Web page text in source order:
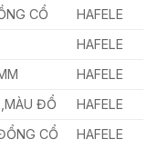
CỔ
HAFELE
HAFELE
HAFELE
ĐỔ
HAFELE
CỔ
HAFELE